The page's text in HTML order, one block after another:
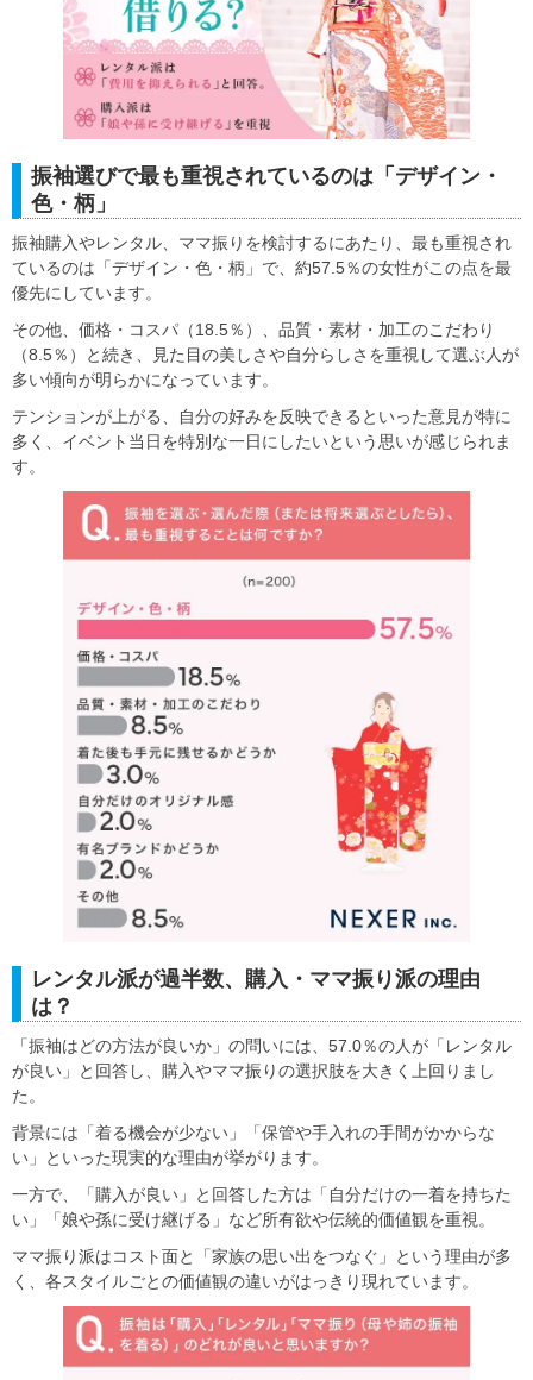
振袖選びで最も重視されているのは「デザイン・
色・柄」
振袖購入やレンタル、ママ振りを検討するにあたり、最も重視され
ているのは「デザイン・色・柄」で、約57.5％の女性がこの点を最
優先にしています。
その他、価格・コスパ（18.5％）、品質・素材・加工のこだわり
（8.5％）と続き、見た目の美しさや自分らしさを重視して選ぶ人が
多い傾向が明らかになっています。
テンションが上がる、自分の好みを反映できるといった意見が特に
多く、イベント当日を特別な一日にしたいという思いが感じられま
す。
レンタル派が過半数、購入・ママ振り派の理由
は？
「振袖はどの方法が良いか」の問いには、57.0％の人が「レンタル
が良い」と回答し、購入やママ振りの選択肢を大きく上回りまし
た。
背景には「着る機会が少ない」「保管や手入れの手間がかからな
い」といった現実的な理由が挙がります。
一方で、「購入が良い」と回答した方は「自分だけの一着を持ちた
い」「娘や孫に受け継げる」など所有欲や伝統的価値観を重視。
ママ振り派はコスト面と「家族の思い出をつなぐ」という理由が多
く、各スタイルごとの価値観の違いがはっきり現れています。